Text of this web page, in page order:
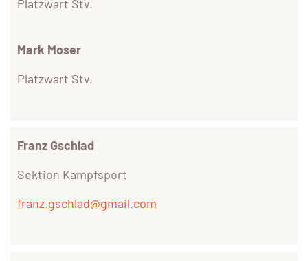
Platzwart Stv.
Mark Moser
Platzwart Stv.
Franz Gschlad
Sektion Kampfsport
franz.gschlad@gmail.com